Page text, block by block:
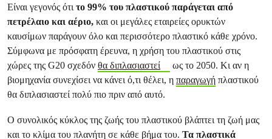
Είναι γεγονός ότιτο 99% του πλαστικού παράγεται από
πετρέλαιο και αέριο, και οι μεγάλες εταιρείες ορυκτών
καυσίμων παράγουν όλο και περισσότερο πλαστικό κάθε χρόνο.
Σύμφωνα με πρόσφατη έρευνα, η χρήση του πλαστικού στις
χώρες της G20 σχεδόν θα διπλασιαστεί
ως το 2050. Κι αν η
βιομηχανία συνεχίσει να κάνει ό,τι θέλει, η παραγωγή πλαστικού
θα διπλασιαστεί πολύ πιο πριν από αυτό.
Ο συνολικός κύκλος της ζωής του πλαστικού βλάπτει τη ζωή μας
και το κλίμα του πλανήτη σε κάθε βήμα του. Τα πλαστικά